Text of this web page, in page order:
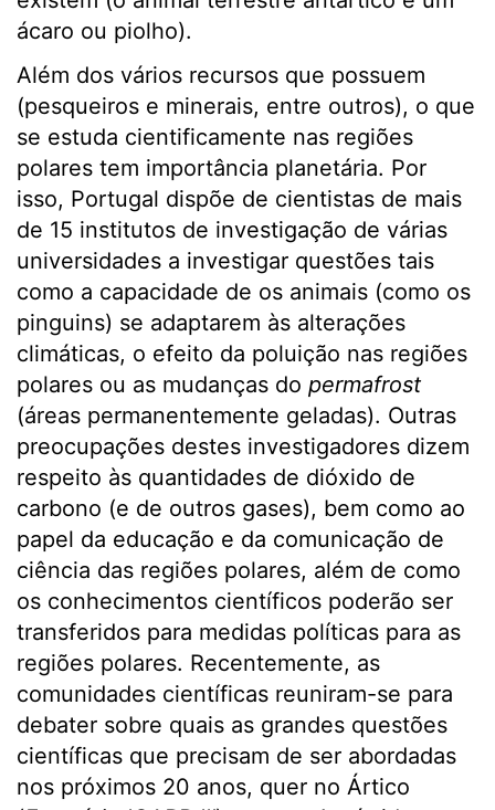
ácaro ou piolho).
Além dos vários recursos que possuem
(pesqueiros e minerais, entre outros), o que
se estuda cientificamente nas regiões
polares tem importância planetária. Por
isso, Portugal dispõe de cientistas de mais
de 15 institutos de investigação de várias
universidades a investigar questões tais
como a capacidade de os animais (como os
pinguins) se adaptarem às alterações
climáticas, o efeito da poluição nas regiões
polares ou as mudanças do permafrost
(áreas permanentemente geladas). Outras
preocupações destes investigadores dizem
respeito às quantidades de dióxido de
carbono (e de outros gases), bem como ao
papel da educação e da comunicação de
ciência das regiões polares, além de como
os conhecimentos científicos poderão ser
transferidos para medidas políticas para as
regiões polares. Recentemente, as
comunidades científicas reuniram-se para
debater sobre quais as grandes questões
científicas que precisam de ser abordadas
nos próximos 20 anos, quer no Ártico